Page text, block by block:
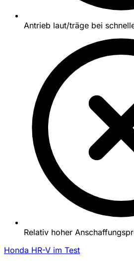
Antrieb laut/träge bei
Relativ hoher
Honda HR-V im Test